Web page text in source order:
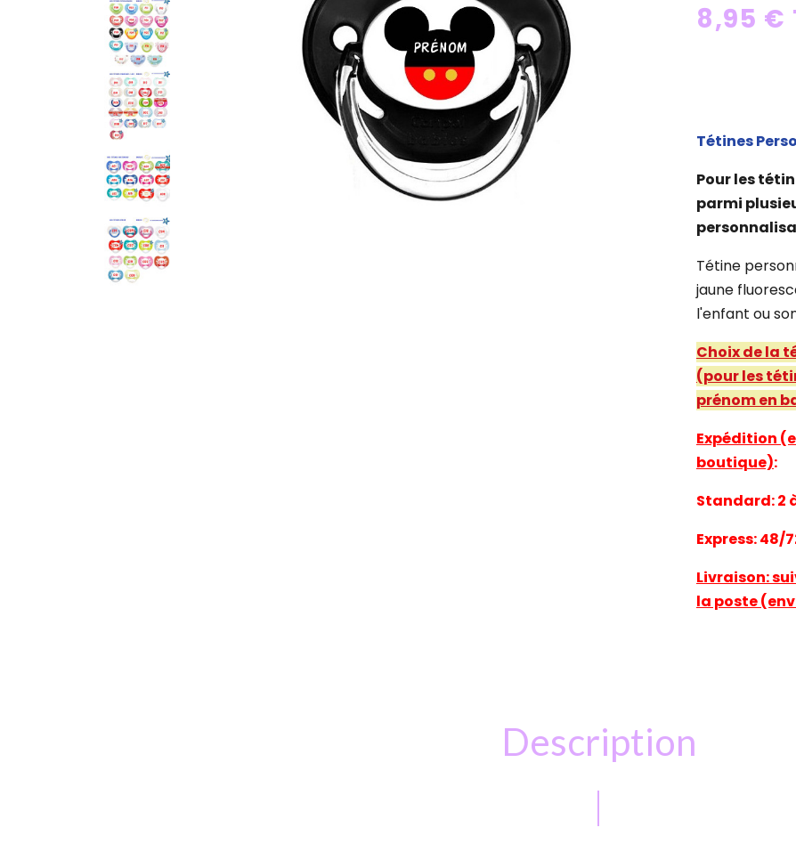
8,95 €
Tétines
Pour les
parmi
Tétine
jaune
l'enfant ou
Choix de la
(pour les
prénom en
Expédition
boutique):
Standard: 2
Express: 48/
Livraison:
la poste
Description